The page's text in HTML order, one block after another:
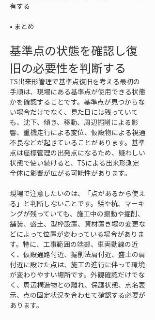
• まとめ
基準点の状態を確認し復
旧の必要性を判断する
TS出来形管理で基準点復旧を考える最初の
手順は、現場にある基準点が使用できる状態
かを確認することです。基準点が見つからな
い場合だけでなく、見た目には残っていて
も、沈下、傾き、移動、周辺掘削による影
響、重機走行による変位、仮設物による視通
不良などが起きていることがあります。基準
点は座標管理の出発点になるため、疑わしい
状態で使い続けると、TSによる出来形測定
全体に影響が広がる可能性があります。
現場で注意したいのは、「点があるから使え
る」と判断しないことです。鋲や杭、マーキ
ングが残っていても、施工中の振動や掘削、
舗装、盛土、型枠設置、資材置き場の変更な
どによって位置が変わっている場合がありま
す。特に、工事範囲の端部、車両動線の近
く、仮設通路付近、掘削法肩付近、盛土の肩
付近に設けた点は、施工の進行に伴って環境
が変わりやすい場所です。外観確認だけでな
く、周辺構造物との離れ、保護状態、点名表
示、点の固定状況を合わせて確認する必要が
あります。